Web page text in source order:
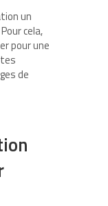
un
cela,
pour une
de